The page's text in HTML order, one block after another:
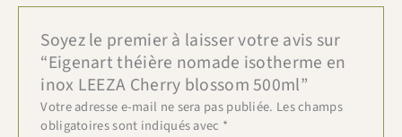
Soyez le premier à laisser votre avis sur
“Eigenart théière nomade isotherme en
inox LEEZA Cherry blossom 500ml”
Votre adresse e-mail ne sera pas publiée. Les champs
obligatoires sont indiqués avec *